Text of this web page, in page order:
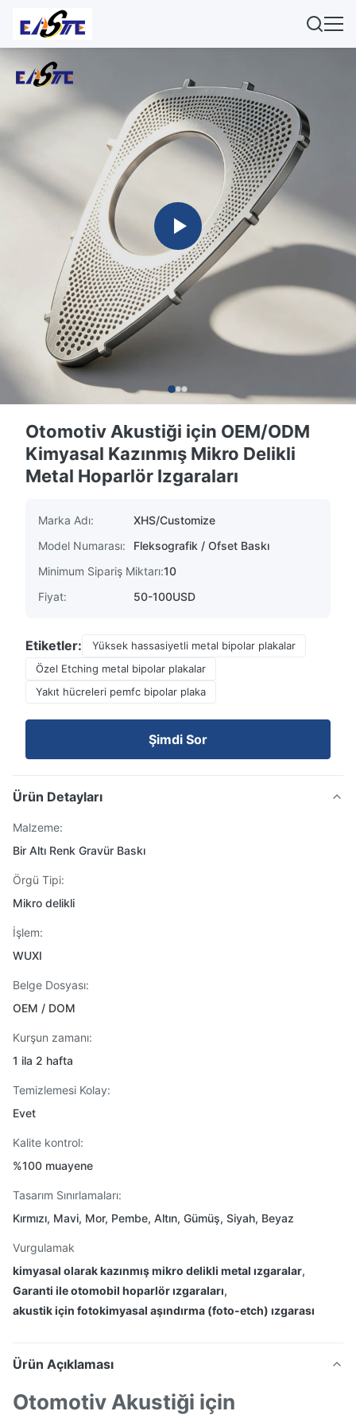
Otomotiv Akustiği için OEM/ODM
Kimyasal Kazınmış Mikro Delikli
Metal Hoparlör Izgaraları
Marka Adı:
XHS/Customize
Model Numarası:
Fleksografik / Ofset Baskı
Minimum Sipariş Miktarı:10
Fiyat:
50-100USD
Etiketler:
Yüksek hassasiyetli metal bipolar plakalar
Özel Etching metal bipolar plakalar
Yakıt hücreleri pemfc bipolar plaka
Şimdi Sor
Ürün Detayları
Malzeme:
Bir Altı Renk Gravür Baskı
Örgü Tipi:
Mikro delikli
İşlem:
WUXI
Belge Dosyası:
OEM / DOM
Kurşun zamanı:
1 ila 2 hafta
Temizlemesi Kolay:
Evet
Kalite kontrol:
%100 muayene
Tasarım Sınırlamaları:
Kırmızı, Mavi, Mor, Pembe, Altın, Gümüş, Siyah, Beyaz
Vurgulamak
kimyasal olarak kazınmış mikro delikli metal ızgaralar,
Garanti ile otomobil hoparlör ızgaraları,
akustik için fotokimyasal aşındırma (foto-etch) ızgarası
Ürün Açıklaması
Otomotiv Akustiği için